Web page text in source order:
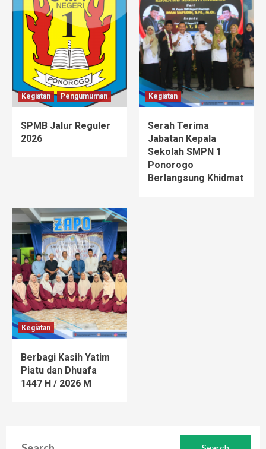
Kegiatan Pengumuman
SPMB Jalur Reguler
2026
Kegiatan
Serah Terima
Jabatan Kepala
Sekolah SMPN 1
Ponorogo
Berlangsung Khidmat
Kegiatan
Berbagi Kasih Yatim
Piatu dan Dhuafa
1447 H / 2026 M
Search